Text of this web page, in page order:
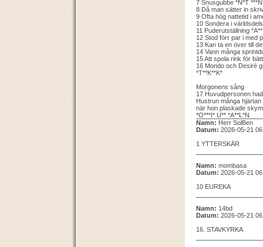
7 Snusgubbe *N*T
8 Då man sätter in
9 Ofta hög nattetid i
10 Sondera i
11 Puderutställning
12 Stod förr par i med
13 Kan ta en över till
14 Vann många
15 Att spola rink för
16 Mondo och Desiré
*T**K**K*
Morgonens sång
17 Huvudpersonen
Hustrun många
när hon plaskade
*O***I* U** *A**L*N
Namn: Herr SolBen
Datum: 2026-05-21
1 YTTERSKÄR
Namn: mombasa
Datum: 2026-05-21
10 EUREKA
Namn: 14bd
Datum: 2026-05-21
16. STAVKYRKA